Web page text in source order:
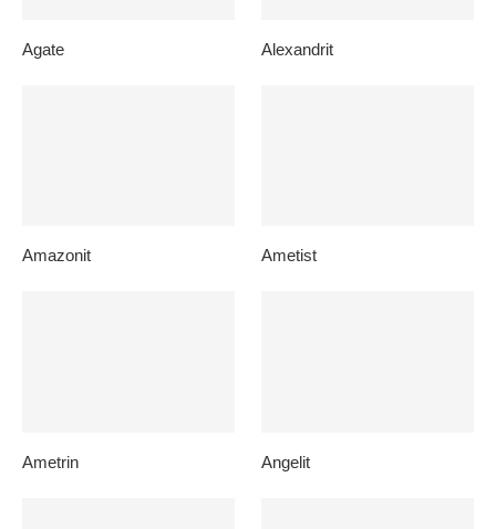
Agate Alexandrit
Amazonit Ametist
Ametrin Angelit